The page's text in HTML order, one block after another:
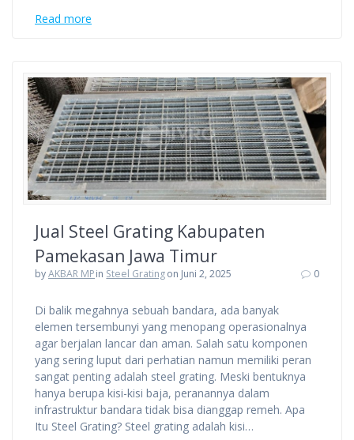
Read more
Jual Steel Grating Kabupaten
Pamekasan Jawa Timur
byAKBAR MPin Steel Gratingon Juni 2, 2025 0
Di balik megahnya sebuah bandara, ada banyak
elemen tersembunyi yang menopang operasionalnya
agar berjalan lancar dan aman. Salah satu komponen
yang sering luput dari perhatian namun memiliki peran
sangat penting adalah steel grating. Meski bentuknya
hanya berupa kisi-kisi baja, peranannya dalam
infrastruktur bandara tidak bisa dianggap remeh. Apa
Itu Steel Grating? Steel grating adalah kisi…